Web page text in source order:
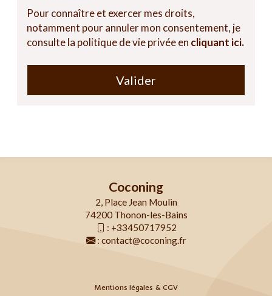
Pour connaître et exercer mes droits,
notamment pour annuler mon consentement, je
consulte la politique de vie privée en cliquant ici.
Valider
Coconing
2, Place Jean Moulin
74200 Thonon-les-Bains
: +33450717952
: contact@coconing.fr
Mentions légales & CGV